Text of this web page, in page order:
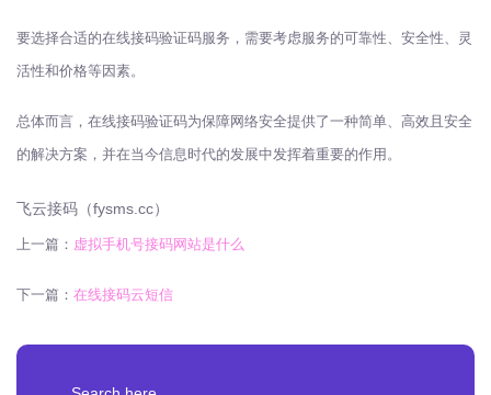
要选择合适的在线接码验证码服务，需要考虑服务的可靠性、安全性、灵
活性和价格等因素。
总体而言，在线接码验证码为保障网络安全提供了一种简单、高效且安全
的解决方案，并在当今信息时代的发展中发挥着重要的作用。
飞云接码（fysms.cc）
上一篇： 虚拟手机号接码网站是什么
下一篇： 在线接码云短信